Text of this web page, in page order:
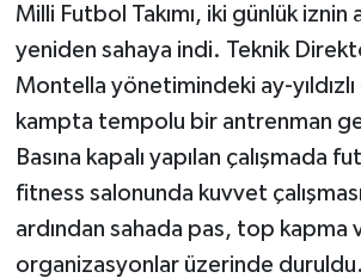
Milli Futbol Takımı, iki günlük iznin
yeniden sahaya indi. Teknik
Montella yönetimindeki ay-yıldızlı
kampta tempolu bir antrenman
Basına kapalı yapılan çalışmada
fitness salonunda kuvvet
ardından sahada pas, top kapma
organizasyonlar üzerinde duruldu.